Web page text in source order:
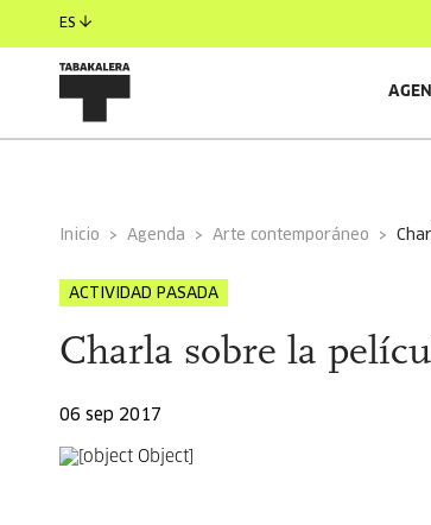
ES
Inicio Agenda Arte contemporáneo
ACTIVIDAD PASADA
Charla sobre la
06 sep 2017